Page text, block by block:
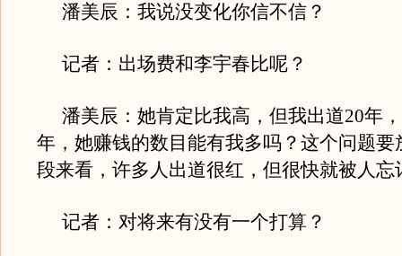
潘美辰：我说没变化你信不信？
记者：出场费和李宇春比呢？
潘美辰：她肯定比我高，但我出道20年
年，她赚钱的数目能有我多吗？这个问题要
段来看，许多人出道很红，但很快就被人忘
记者：对将来有没有一个打算？